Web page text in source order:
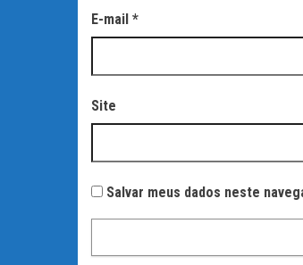
E-mail *
Site
Salvar meus dados neste